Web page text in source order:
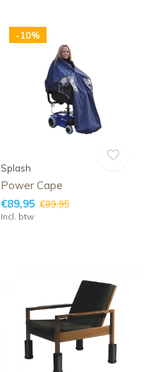
-10%
Splash
Power Cape
€89,95 €99,95
Incl. btw